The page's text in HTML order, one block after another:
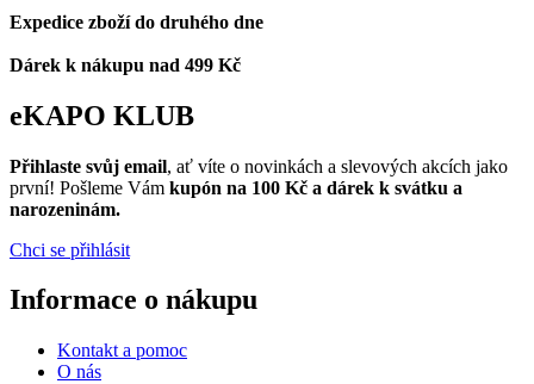
Expedice zboží do druhého dne
Dárek k nákupu nad 499 Kč
eKAPO KLUB
Přihlaste svůj email, ať víte o novinkách a slevových akcích jako
první! Pošleme Vám kupón na 100 Kč a dárek k svátku a
narozeninám.
Chci se přihlásit
Informace o nákupu
Kontakt a pomoc
O nás